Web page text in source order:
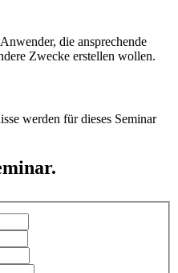
die ansprechende
Zwecke erstellen wollen.
werden für dieses Seminar